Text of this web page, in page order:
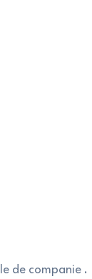
de companie .